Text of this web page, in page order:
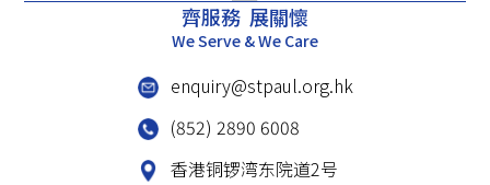
齊服務 展關懷
We Serve & We Care
enquiry@stpaul.org.hk
(852) 2890 6008
香港铜锣湾东院道2号